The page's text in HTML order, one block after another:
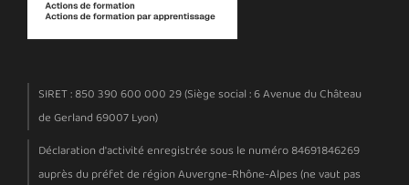
SIRET : 850 390 600 000 29 (Siège social : 6 Avenue du Château
de Gerland 69007 Lyon)
Déclaration d'activité enregistrée sous le numéro 84691846269
auprès du préfet de région Auvergne-Rhône-Alpes (ne vaut pas